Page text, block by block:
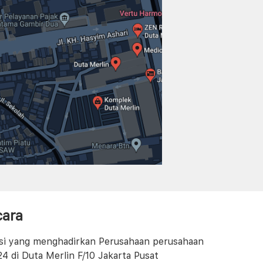
yang menghadirkan Perusahaan perusahaan
di Duta Merlin F/10 Jakarta Pusat